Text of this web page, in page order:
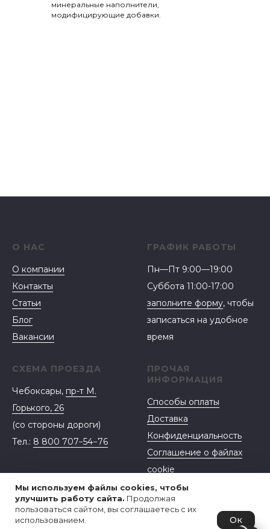
минеральные наполнители,
модифицирующие добавки.
Мы используем файлы cookies, чтобы
улучшить работу сайта. Продолжая
пользоваться сайтом, вы соглашаетесь с их
использованием.
Ок
О НАС
О компании
Контакты
Статьи
Блог
Вакансии
ГРАФИК РАБОТЫ
Пн—Пт 9:00—19:00
Суббота 11:00-17:00
заполните форму, чтобы
записаться на удобное
время
СХЕМА ПРОЕЗДА
Чебоксары, пр-т М.
Горького, 26
(со стороны дороги)
Тел.: 8 800 707−54−76
ПРОЧАЯ
ИНФОРМАЦИЯ
Способы оплаты
Доставка
Конфиденциальность
Соглашение о файлах
cookie
Договор-оферта